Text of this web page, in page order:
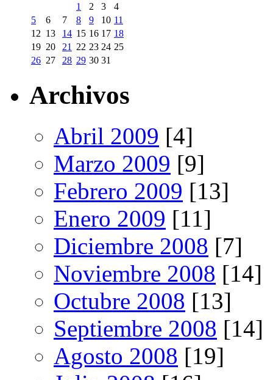
1 2 3
4
5
6 7 8 9 10 11
12 13 14 15 16 17 18
19 20 21 22 23 24 25
26 27 28 29 30 31
Archivos
Abril 2009 [4]
Marzo 2009 [9]
Febrero 2009 [13]
Enero 2009 [11]
Diciembre 2008 [7]
Noviembre 2008 [14]
Octubre 2008 [13]
Septiembre 2008 [14]
Agosto 2008 [19]